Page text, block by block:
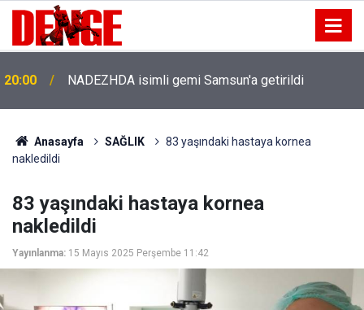
20:00 NADEZHDA isimli gemi Samsun'a getirildi
Anasayfa SAĞLIK
83 yaşındaki hastaya kornea
nakledildi
83 yaşındaki hastaya kornea
nakledildi
Yayınlanma: 15 Mayıs 2025 Perşembe 11:42